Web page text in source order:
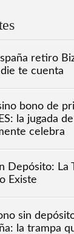
retiro
te cuenta
bono de
la jugada
celebra
Depósito: La
Existe
sin
la trampa